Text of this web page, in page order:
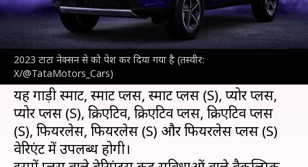
2023 टाटा नेक्सन से को पेश कर दिया गया है (तस्वीर:
X/@TataMotors_Cars)
क्या है खबर?
टाटा मोटर्सने अपनी नेक्सन फेसलिफ्ट से पर्दा उठा दिया
है। इस गाड़ी के लिए 4 सितंबर से बुकिंग शुरू होगी और
14 सितंबर को इसकी कीमत घोषित की जा सकती है।
यह गाड़ी स्मार्ट, स्मार्ट प्लस, स्मार्ट प्लस (S), प्योर प्लस,
प्योर प्लस (S), क्रिएटिव, क्रिएटिव प्लस, क्रिएटिव प्लस
(S), फियरलेस, फियरलेस (S) और फियरलेस प्लस (S)
वेरिएंट में उपलब्ध होगी।